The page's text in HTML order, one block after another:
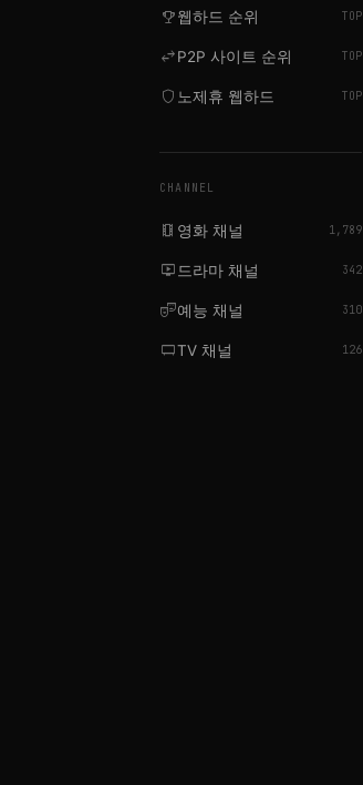
emoji_events웹하드 순위 TOP
swap_horizP2P 사이트 순위 TOP
shield 노제휴 웹하드 TOP
CHANNEL
local_movies 영화 채널 1,789
live_tv 드라마 채널 342
theater_comedy예능 채널 310
tv_genTV 채널 126